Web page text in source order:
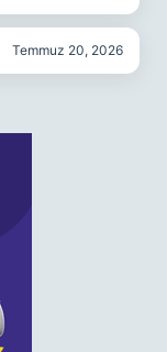
Temmuz 20, 2026